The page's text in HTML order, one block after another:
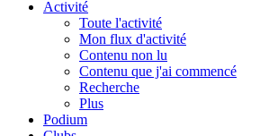
Activité
Toute l'activité
Mon flux d'activité
Contenu non lu
Contenu que j'ai commencé
Recherche
Plus
Podium